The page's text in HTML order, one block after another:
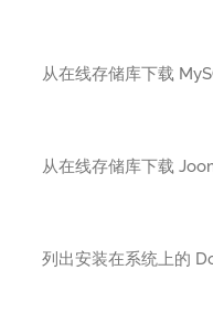
从在线存储库下载
从在线存储库下载
列出安装在系统上的